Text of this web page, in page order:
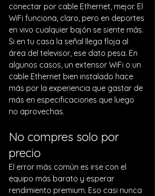
conectar por cable Ethernet, mejor. El
WiFi funciona, claro, pero en deportes
en vivo cualquier bajón se siente más.
Si en tu casa la señal llega floja al
área del televisor, ese dato pesa. En
algunos casos, un extensor WiFi o un
cable Ethernet bien instalado hace
más por la experiencia que gastar de
más en especificaciones que luego
no aprovechas.
No compres solo por
precio
El error más común es irse con el
equipo más barato y esperar
rendimiento premium. Eso casi nunca